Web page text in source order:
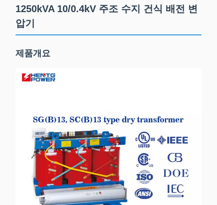
1250kVA 10/0.4kV 주조 수지 건식 배전 변
압기
제품개요